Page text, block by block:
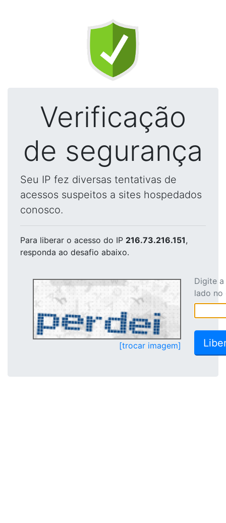
Verificação
de segurança
Seu IP fez diversas tentativas de
acessos suspeitos a sites hospedados
conosco.
Para liberar o acesso do IP 216.73.216.151,
responda ao desafio abaixo.
[trocar imagem]
Digite
lado no